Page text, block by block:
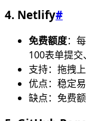
4. Netlify#
免费额度：
100表单提交
支持：拖拽
优点：稳定
缺点：免费